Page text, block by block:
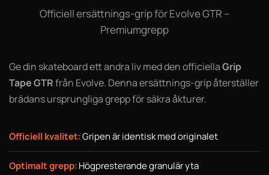
Officiell ersättnings-grip för Evolve GTR –
Premiumgrepp
Ge din skateboard ett andra liv med den officiellaGrip
Tape GTRfrån Evolve. Denna ersättnings-grip återställer
brädans ursprungliga grepp för säkra åkturer.
Officiell kvalitet: Gripen är identisk med originalet
Optimalt grepp: Högpresterande granulär yta